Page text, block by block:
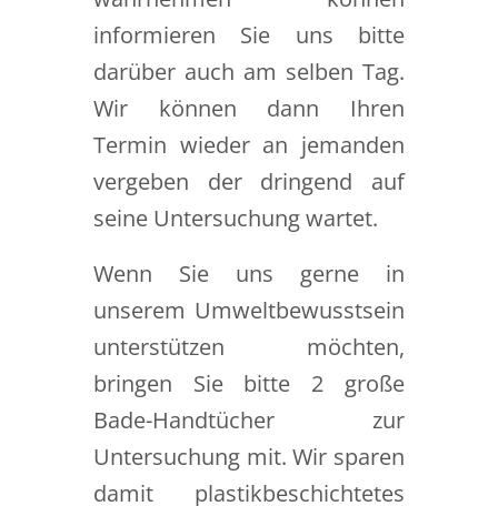
informieren Sie uns bitte
darüber auch am selben Tag.
Wir können dann Ihren
Termin wieder an jemanden
vergeben der dringend auf
seine Untersuchung wartet.
Wenn Sie uns gerne in
unserem Umweltbewusstsein
unterstützen möchten,
bringen Sie bitte 2 große
Bade-Handtücher zur
Untersuchung mit. Wir sparen
damit plastikbeschichtetes